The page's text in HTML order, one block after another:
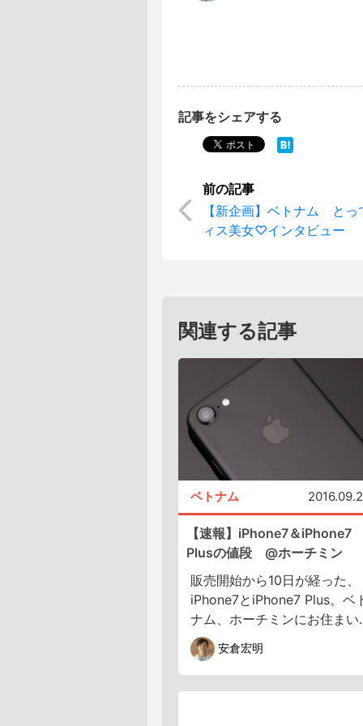
記事をシェアする
【新企画】ベトナム とっ
ィス美女♡インタビュー
関連する記事
ベトナム
【速報】iPhone7＆iPhone7
Plusの値段 @ホーチミン
販売開始から10日が経った、
iPhone7とiPhone7 Plus。ベ
ナム、ホーチミンにお住まい
安倉宏明